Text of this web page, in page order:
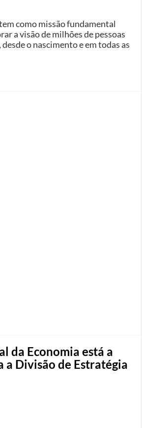
como missão fundamental
a visão de milhões de pessoas
o nascimento e em todas as
da Economia está a
a Divisão de Estratégia